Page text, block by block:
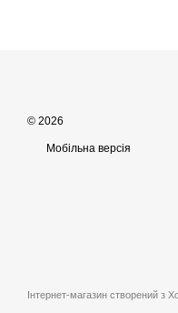
© 2026
Мобільна версія
Інтернет-магазин створений з